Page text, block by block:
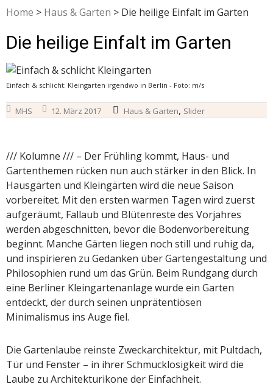
Home > Haus & Garten > Die heilige Einfalt im Garten
Die heilige Einfalt im Garten
Einfach & schlicht: Kleingarten irgendwo in Berlin - Foto: m/s
MHS 12. März 2017 Haus & Garten, Slider
/// Kolumne /// – Der Frühling kommt, Haus- und
Gartenthemen rücken nun auch stärker in den Blick. In
Hausgärten und Kleingärten wird die neue Saison
vorbereitet. Mit den ersten warmen Tagen wird zuerst
aufgeräumt, Fallaub und Blütenreste des Vorjahres
werden abgeschnitten, bevor die Bodenvorbereitung
beginnt. Manche Gärten liegen noch still und ruhig da,
und inspirieren zu Gedanken über Gartengestaltung und
Philosophien rund um das Grün. Beim Rundgang durch
eine Berliner Kleingartenanlage wurde ein Garten
entdeckt, der durch seinen unprätentiösen
Minimalismus ins Auge fiel.
Die Gartenlaube reinste Zweckarchitektur, mit Pultdach,
Tür und Fenster – in ihrer Schmucklosigkeit wird die
Laube zu Architekturikone der Einfachheit.